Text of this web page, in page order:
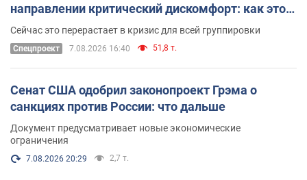
направлении критический дискомфорт: как это
удалось
Сейчас это перерастает в кризис для всей группировки
Спецпроект 7.08.2026 16:40 51,8 т.
Сенат США одобрил законопроект Грэма о
санкциях против России: что дальше
Документ предусматривает новые экономические
ограничения
7.08.2026 20:29 2,7 т.